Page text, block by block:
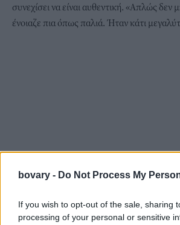
bovary - Do Not Process My
If you wish to opt-out of the sale, sharing
processing of your personal or sensitive
συνεχίσει να είναι αυθεντική. «Απλώς
ένοιαζε πια όπως παλιά. Ήταν κάτι